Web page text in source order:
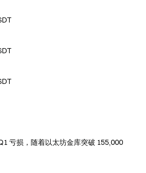
亏损，随着以太坊金库突破 155,000